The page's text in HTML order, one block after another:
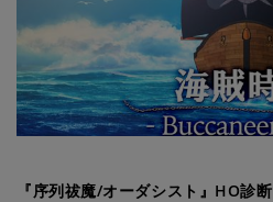
『序列祓魔/オーダシスト』HO診断